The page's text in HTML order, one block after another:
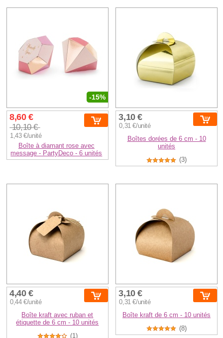
-15%
8,60 €
10,10 €
1,43 €/unité
Boîte à diamant rose avec
message - PartyDeco - 6 unités
3,10 €
0,31 €/unité
Boîtes dorées de 6 cm - 10
unités
(3)
4,40 €
0,44 €/unité
Boîte kraft avec ruban et
étiquette de 6 cm - 10 unités
(1)
3,10 €
0,31 €/unité
Boîte kraft de 6 cm - 10 unités
(8)